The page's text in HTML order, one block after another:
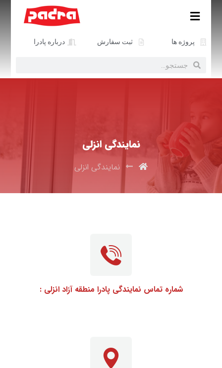
پروژه ها ثبت سفارش درباره پادرا
نمایندگی انزلی
نمایندگی انزلی
شماره تماس نمایندگی پادرا منطقه آزاد انزلی :